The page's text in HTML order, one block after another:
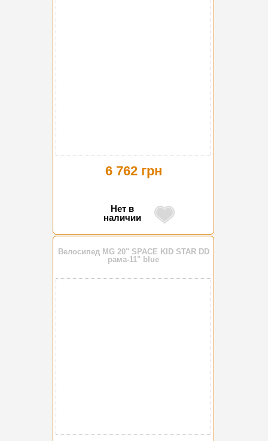
6 762 грн
Нет в
наличии
Велосипед MG 20" SPACE KID STAR DD
рама-11" blue